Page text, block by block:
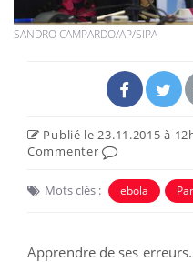
SANDRO CAMPARDO/AP/SIPA
Publié le 23.11.2015 à
Commenter
Mots clés : ebola
Apprendre de ses erreurs.